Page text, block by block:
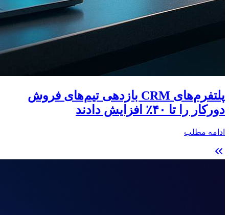
پلتفرم‌های CRM بازدهی تیم‌های فروش
دورکار را تا ۴۰٪ افزایش دادند
ادامه مطلب